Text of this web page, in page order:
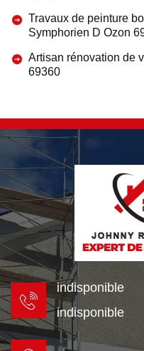
Travaux de peinture
Symphorien D Ozon
Artisan rénovation de
69360
indisponible
indisponible